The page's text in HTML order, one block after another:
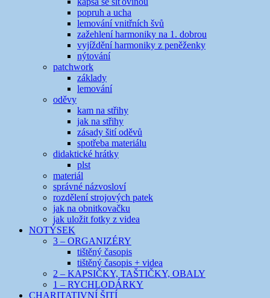
popruh a ucha
lemování vnitřních švů
zažehlení harmoniky na 1. dobrou
vyjíždění harmoniky z peněženky
nýtování
patchwork
základy
lemování
oděvy
kam na střihy
jak na střihy
zásady šití oděvů
spotřeba materiálu
didaktické hrátky
plst
materiál
správné názvosloví
rozdělení strojových patek
jak na obnitkovačku
jak uložit fotky z videa
NOTÝSEK
3 – ORGANIZÉRY
tištěný časopis
tištěný časopis + videa
2 – KAPSIČKY, TAŠTIČKY, OBALY
1 – RYCHLODÁRKY
CHARITATIVNÍ ŠITÍ